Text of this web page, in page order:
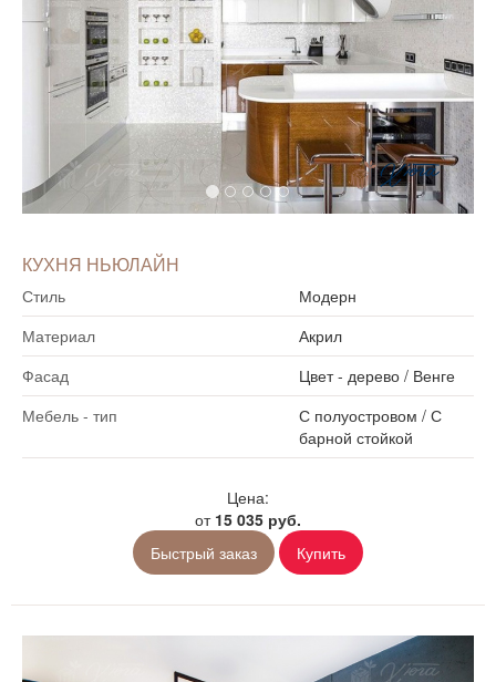
КУХНЯ НЬЮЛАЙН
Стиль
Модерн
Материал
Акрил
Фасад
Цвет - дерево/ Венге
Мебель - тип
С полуостровом / С
барной стойкой
Цена:
от 15 035 руб.
Быстрый заказ
Купить